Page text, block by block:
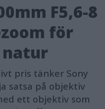
F5,6-8
för
natur
pris tänker Sony
satsa på objektiv
ett objektiv som